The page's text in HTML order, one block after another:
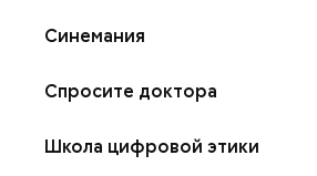
Синемания
Спросите доктора
Школа цифровой этики